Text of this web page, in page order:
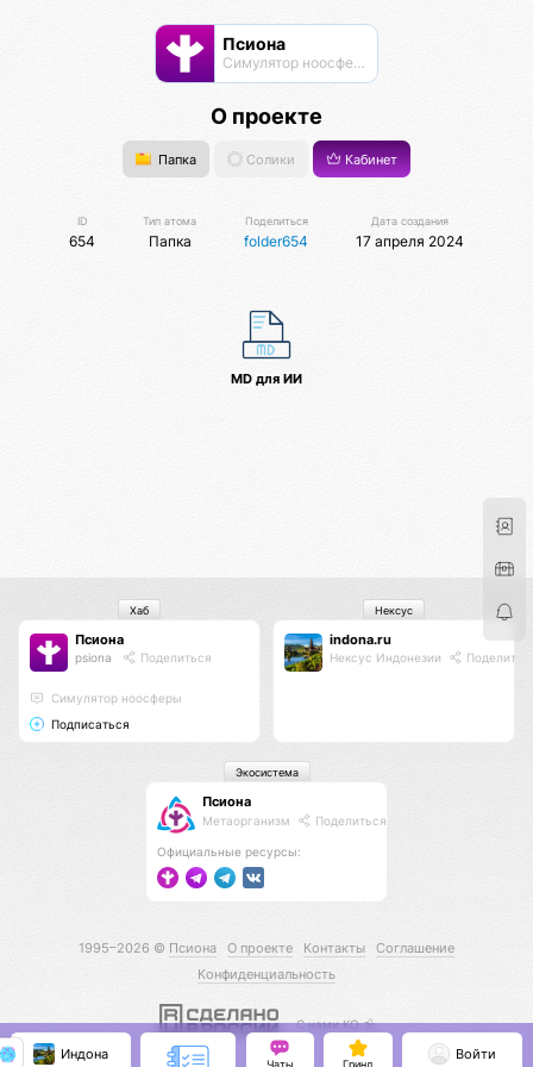
Псиона
Cимулятор ноосферы
О проекте
Папка Солики Кабинет
ID
654
Тип атома
Папка
Поделиться
folder654
Дата создания
17 апреля 2024
MD для ИИ
Псиона
psiona Поделиться
Cимулятор ноосферы
Подписаться
Хаб
indona.ru
Нексус Индонезии
Нексус
Псиона
Метаорганизм Поделиться
Официальные ресурсы:
Экосистема
1995–2026 © Псиона О проекте Контакты
Соглашение
Конфиденциальность
С нами КО 🕉️
Индона
Чаты Гринд
Войти